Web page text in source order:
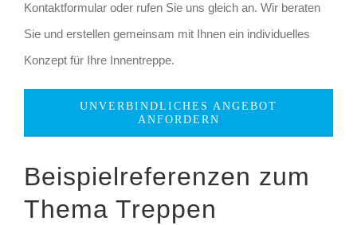
Kontaktformular oder rufen Sie uns gleich an. Wir beraten
Sie und erstellen gemeinsam mit Ihnen ein individuelles
Konzept für Ihre Innentreppe.
UNVERBINDLICHES ANGEBOT
ANFORDERN
Beispielreferenzen zum
Thema Treppen